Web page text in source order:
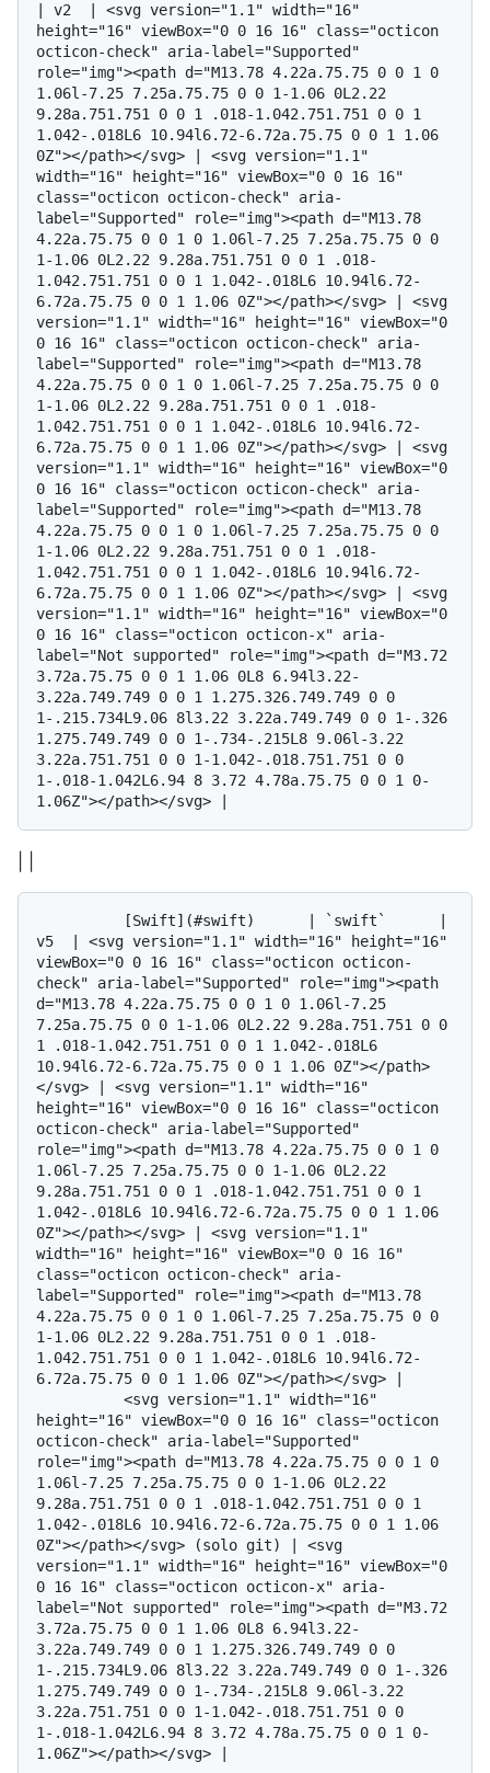
| v2  | <svg version="1.1" width="16"
height="16" viewBox="0 0 16 16" class="octicon
octicon-check" aria-label="Supported"
role="img"><path d="M13.78 4.22a.75.75 0 0 1 0
1.06l-7.25 7.25a.75.75 0 0 1-1.06 0L2.22
9.28a.751.751 0 0 1 .018-1.042.751.751 0 0 1
1.042-.018L6 10.94l6.72-6.72a.75.75 0 0 1 1.06
0Z"></path></svg> | <svg version="1.1"
width="16" height="16" viewBox="0 0 16 16"
class="octicon octicon-check" aria-
label="Supported" role="img"><path d="M13.78
4.22a.75.75 0 0 1 0 1.06l-7.25 7.25a.75.75 0 0
1-1.06 0L2.22 9.28a.751.751 0 0 1 .018-
1.042.751.751 0 0 1 1.042-.018L6 10.94l6.72-
6.72a.75.75 0 0 1 1.06 0Z"></path></svg> | <svg
version="1.1" width="16" height="16" viewBox="0
0 16 16" class="octicon octicon-check" aria-
label="Supported" role="img"><path d="M13.78
4.22a.75.75 0 0 1 0 1.06l-7.25 7.25a.75.75 0 0
1-1.06 0L2.22 9.28a.751.751 0 0 1 .018-
1.042.751.751 0 0 1 1.042-.018L6 10.94l6.72-
6.72a.75.75 0 0 1 1.06 0Z"></path></svg> | <svg
version="1.1" width="16" height="16" viewBox="0
0 16 16" class="octicon octicon-check" aria-
label="Supported" role="img"><path d="M13.78
4.22a.75.75 0 0 1 0 1.06l-7.25 7.25a.75.75 0 0
1-1.06 0L2.22 9.28a.751.751 0 0 1 .018-
1.042.751.751 0 0 1 1.042-.018L6 10.94l6.72-
6.72a.75.75 0 0 1 1.06 0Z"></path></svg> | <svg
version="1.1" width="16" height="16" viewBox="0
0 16 16" class="octicon octicon-x" aria-
label="Not supported" role="img"><path d="M3.72
3.72a.75.75 0 0 1 1.06 0L8 6.94l3.22-
3.22a.749.749 0 0 1 1.275.326.749.749 0 0
1-.215.734L9.06 8l3.22 3.22a.749.749 0 0 1-.326
1.275.749.749 0 0 1-.734-.215L8 9.06l-3.22
3.22a.751.751 0 0 1-1.042-.018.751.751 0 0
1-.018-1.042L6.94 8 3.72 4.78a.75.75 0 0 1 0-
v5  | <svg version="1.1" width="16" height="16"
viewBox="0 0 16 16" class="octicon octicon-
check" aria-label="Supported" role="img"><path
d="M13.78 4.22a.75.75 0 0 1 0 1.06l-7.25
7.25a.75.75 0 0 1-1.06 0L2.22 9.28a.751.751 0 0
1 .018-1.042.751.751 0 0 1 1.042-.018L6
10.94l6.72-6.72a.75.75 0 0 1 1.06 0Z"></path>
</svg> | <svg version="1.1" width="16"
height="16" viewBox="0 0 16 16" class="octicon
octicon-check" aria-label="Supported"
role="img"><path d="M13.78 4.22a.75.75 0 0 1 0
1.06l-7.25 7.25a.75.75 0 0 1-1.06 0L2.22
9.28a.751.751 0 0 1 .018-1.042.751.751 0 0 1
1.042-.018L6 10.94l6.72-6.72a.75.75 0 0 1 1.06
0Z"></path></svg> | <svg version="1.1"
width="16" height="16" viewBox="0 0 16 16"
class="octicon octicon-check" aria-
label="Supported" role="img"><path d="M13.78
4.22a.75.75 0 0 1 0 1.06l-7.25 7.25a.75.75 0 0
1-1.06 0L2.22 9.28a.751.751 0 0 1 .018-
1.042.751.751 0 0 1 1.042-.018L6 10.94l6.72-
6.72a.75.75 0 0 1 1.06 0Z"></path></svg> |
height="16" viewBox="0 0 16 16" class="octicon
octicon-check" aria-label="Supported"
role="img"><path d="M13.78 4.22a.75.75 0 0 1 0
1.06l-7.25 7.25a.75.75 0 0 1-1.06 0L2.22
9.28a.751.751 0 0 1 .018-1.042.751.751 0 0 1
1.042-.018L6 10.94l6.72-6.72a.75.75 0 0 1 1.06
0Z"></path></svg> (solo git) | <svg
version="1.1" width="16" height="16" viewBox="0
0 16 16" class="octicon octicon-x" aria-
label="Not supported" role="img"><path d="M3.72
3.72a.75.75 0 0 1 1.06 0L8 6.94l3.22-
3.22a.749.749 0 0 1 1.275.326.749.749 0 0
1-.215.734L9.06 8l3.22 3.22a.749.749 0 0 1-.326
1.275.749.749 0 0 1-.734-.215L8 9.06l-3.22
3.22a.751.751 0 0 1-1.042-.018.751.751 0 0
1-.018-1.042L6.94 8 3.72 4.78a.75.75 0 0 1 0-
1.06Z"></path></svg> |